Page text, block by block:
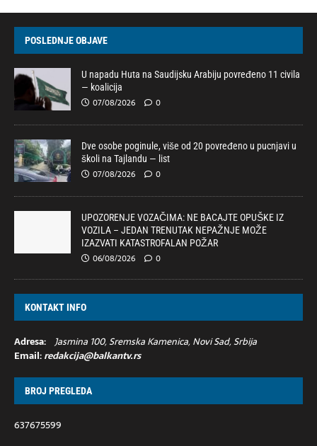
POSLEDNJE OBJAVE
U napadu Huta na Saudijsku Arabiju povređeno 11 civila
— koalicija
07/08/2026 0
Dve osobe poginule, više od 20 povređeno u pucnjavi u
školi na Tajlandu — list
07/08/2026 0
UPOZORENJE VOZAČIMA: NE BACAJTE OPUŠKE IZ
VOZILA – JEDAN TRENUTAK NEPAŽNJE MOŽE
IZAZVATI KATASTROFALAN POŽAR
06/08/2026 0
KONTAKT INFO
Adresa: Jasmina 100, Sremska Kamenica, Novi Sad, Srbija
Email:redakcija@balkantv.rs
BROJ PREGLEDA
637675599